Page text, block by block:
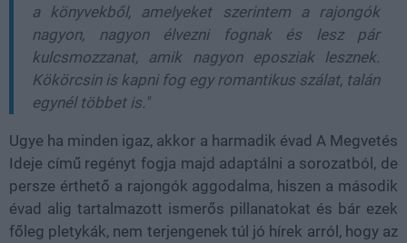
a könyvekből, amelyeket szerintem a rajongók
nagyon, nagyon élvezni fognak és lesz pár
kulcsmozzanat, amik nagyon eposziak lesznek.
Kökörcsin is kapni fog egy romantikus szálat, talán
egynél többet is."
Ugye ha minden igaz, akkor a harmadik évad A Megvetés
Ideje című regényt fogja majd adaptálni a sorozatból, de
persze érthető a rajongók aggodalma, hiszen a második
évad alig tartalmazott ismerős pillanatokat és bár ezek
főleg pletykák, nem terjengenek túl jó hírek arról, hogy az